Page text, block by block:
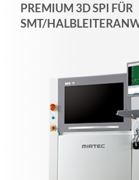
PREMIUM 3D SPI FÜR
SMT/